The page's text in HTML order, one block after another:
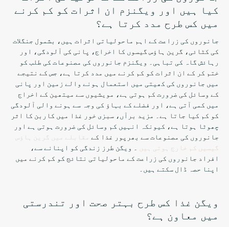
کیا ہیں اور ویگنزم ان اثرات کو کم کرنے
میں کس طرح مدد کرتا ہے؟
جانوروں کی زراعت کے اہم ماحولیاتی اثرات ہیں، بشمول جنگلات
کی کٹائی، گرین ہاؤس گیسوں کا اخراج، پانی کی آلودگی، اور
رہائش گاہ کی تباہی۔ ویگنزم جانوروں کی مصنوعات کی طلب کو
ختم کر کے ان اثرات کو کم کرنے میں مدد کرتا ہے، جس کے نتیجے
میں جانوروں کی کھیتی میں استعمال ہونے والے زمین اور پانی
کے وسائل کی ضرورت کم ہوتی ہے، مویشیوں سے میتھین کے اخراج
میں کمی آتی ہے، اور فضلے کے بہاؤ کی وجہ سے ہونے والی آلودگی
کو کم کیا جاتا ہے۔ مزید برآں، سبزی خور غذا میں کاربن کا اثر
چھوٹا ہوتا ہے، کیونکہ انہیں کم وسائل کی ضرورت ہوتی ہے اور
جانوروں کی مصنوعات سے بھرپور غذا کے مقابلے میں گرین ہاؤس
گیسیں کم خارج ہوتی ہیں
۔ ویگن طرز زندگی کو اپنانے سے،
افراد جانوروں کی زراعت کے ماحولیاتی نتائج کو کم کرنے میں
اپنا حصہ ڈال سکتے ہیں۔
ویگن غذا کس طرح بہتر صحت اور تندرستی
میں معاون ہے؟